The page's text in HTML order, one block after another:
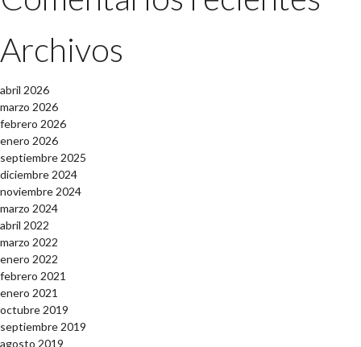
Archivos
abril 2026
marzo 2026
febrero 2026
enero 2026
septiembre 2025
diciembre 2024
noviembre 2024
marzo 2024
abril 2022
marzo 2022
enero 2022
febrero 2021
enero 2021
octubre 2019
septiembre 2019
agosto 2019